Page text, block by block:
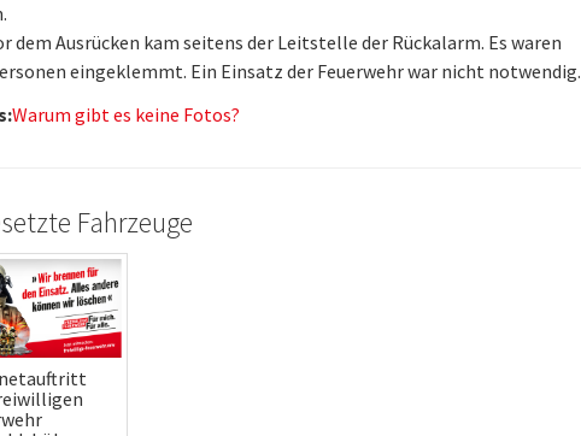
dem Ausrücken kam seitens der Leitstelle der Rückalarm. Es waren
eingeklemmt. Ein Einsatz der Feuerwehr war nicht notwendig.
Warum gibt es keine Fotos?
Fahrzeuge